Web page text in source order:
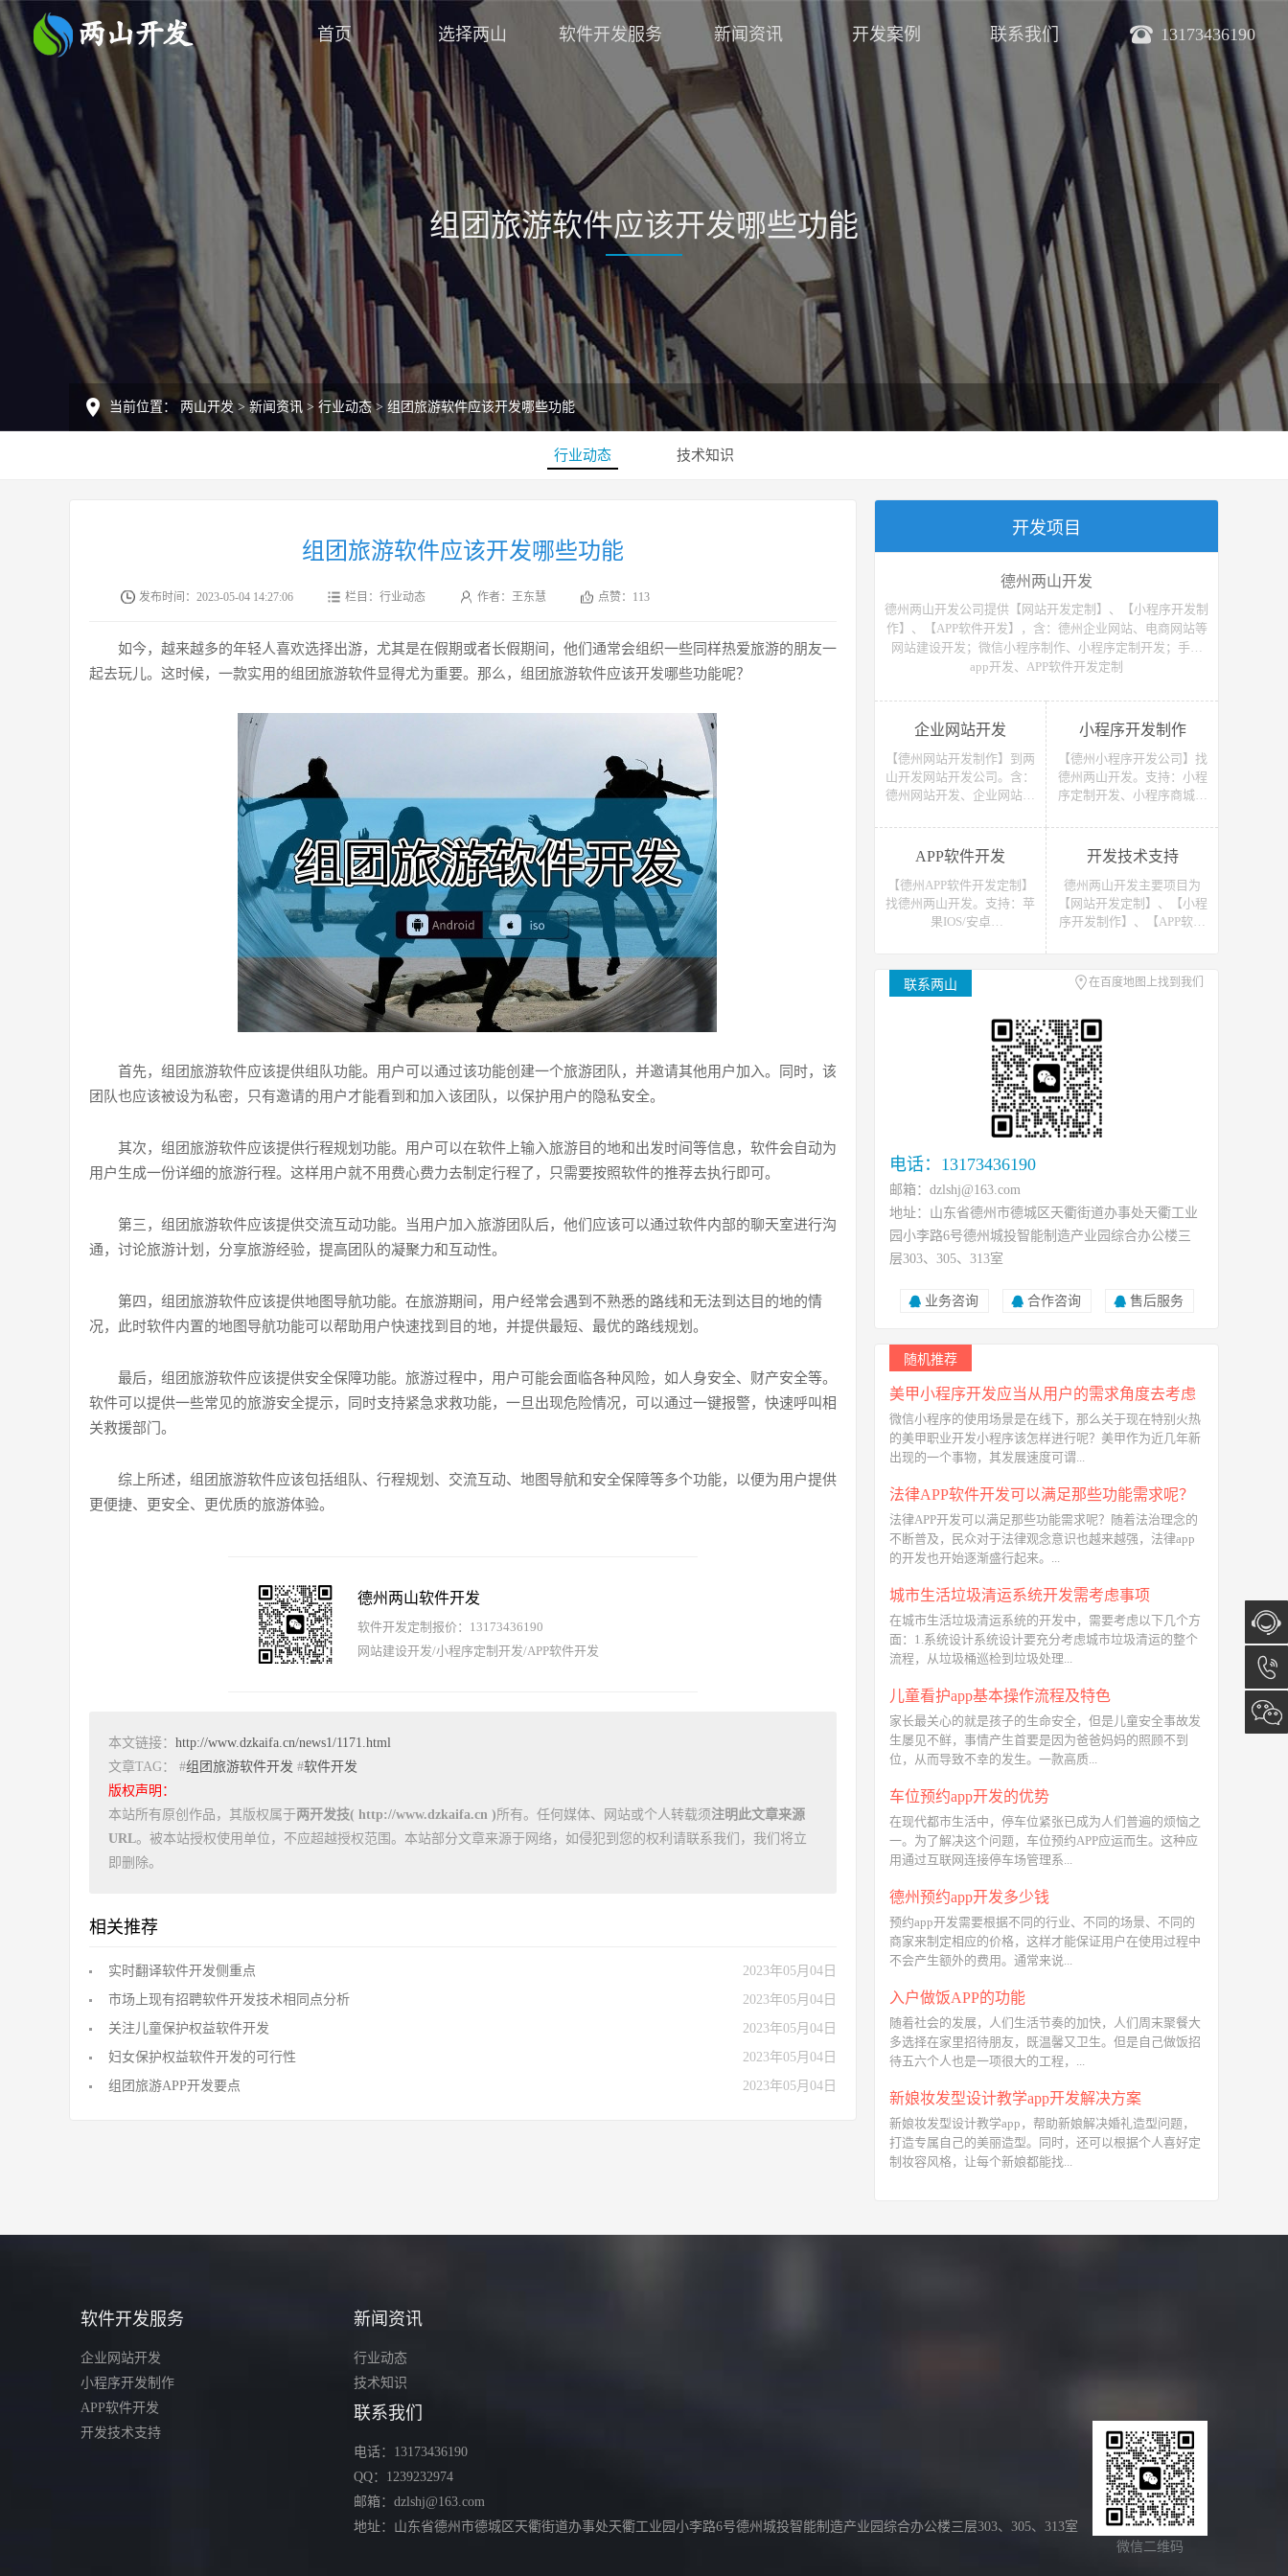
13173436190
首页 选择两山 软件开发服务 新闻资讯 开发案例 联系我们
组团旅游软件应该开发哪些功能
当前位置： 两山开发 >新闻资讯 > 行业动态> 组团旅游软件应该开发哪些功能
行业动态 技术知识
组团旅游软件应该开发哪些功能
发布时间：2023-05-04 14:27:06 栏目：行业动态 作者：王东慧 点赞： 113
如今，越来越多的年轻人喜欢选择出游，尤其是在假期或者长假期间，他们通常会组织一些同样热爱旅游的朋友一
起去玩儿。这时候，一款实用的组团旅游软件显得尤为重要。那么，组团旅游软件应该开发哪些功能呢？
首先，组团旅游软件应该提供组队功能。用户可以通过该功能创建一个旅游团队，并邀请其他用户加入。同时，该
团队也应该被设为私密，只有邀请的用户才能看到和加入该团队，以保护用户的隐私安全。
其次，组团旅游软件应该提供行程规划功能。用户可以在软件上输入旅游目的地和出发时间等信息，软件会自动为
用户生成一份详细的旅游行程。这样用户就不用费心费力去制定行程了，只需要按照软件的推荐去执行即可。
第三，组团旅游软件应该提供交流互动功能。当用户加入旅游团队后，他们应该可以通过软件内部的聊天室进行沟
通，讨论旅游计划，分享旅游经验，提高团队的凝聚力和互动性。
第四，组团旅游软件应该提供地图导航功能。在旅游期间，用户经常会遇到不熟悉的路线和无法到达目的地的情
况，此时软件内置的地图导航功能可以帮助用户快速找到目的地，并提供最短、最优的路线规划。
最后，组团旅游软件应该提供安全保障功能。旅游过程中，用户可能会面临各种风险，如人身安全、财产安全等。
软件可以提供一些常见的旅游安全提示，同时支持紧急求救功能，一旦出现危险情况，可以通过一键报警，快速呼叫相
关救援部门。
综上所述，组团旅游软件应该包括组队、行程规划、交流互动、地图导航和安全保障等多个功能，以便为用户提供
更便捷、更安全、更优质的旅游体验。
德州两山软件开发
软件开发定制报价：13173436190
网站建设开发/小程序定制开发/APP软件开发
本文链接： http://www.dzkaifa.cn/news1/1171.html
文章TAG： #组团旅游软件开发 #软件开发
版权声明：
本站所有原创作品，其版权属于两开发技( http://www.dzkaifa.cn )所有。任何媒体、网站或个人转载须注明此文章来源
URL。被本站授权使用单位，不应超越授权范围。本站部分文章来源于网络，如侵犯到您的权利请联系我们，我们将立
即删除。
相关推荐
实时翻译软件开发侧重点
2023年05月04日
市场上现有招聘软件开发技术相同点分析
2023年05月04日
关注儿童保护权益软件开发
2023年05月04日
妇女保护权益软件开发的可行性
2023年05月04日
组团旅游APP开发要点
2023年05月04日
开发项目
德州两山开发
德州两山开发公司提供【网站开发定制】、【小程序开发制
作】、【APP软件开发】，含：德州企业网站、电商网站等
网站建设开发；微信小程序制作、小程序定制开发；手机
app开发、APP软件开发定制
企业网站开发
【德州网站开发制作】到两
山开发网站开发公司。含：
德州网站开发、企业网站开
务网站开发、网上商城网站
开发、网站建设开发等，网
站开发报价请联系我们
小程序开发制作
【德州小程序开发公司】找
德州两山开发。支持：小程
序定制开发、小程序商城开
音）小程序开发制作。获取
小程序开发教程、小程序开
发报价请联系我们
APP软件开发
【德州APP软件开发定制】
找德州两山开发。支持：苹
果IOS/安卓
APP、API开发、H5单页等
移动终端软件开发产品定
开发技术支持
德州两山开发主要项目为
【网站开发定制】、【小程
序开发制作】、【APP软件
发技术支援，可接如上相关
类数据、开发、运维、托管
联系两山 在百度地图上找到我们
电话：13173436190
邮箱：dzlshj@163.com
地址：山东省德州市德城区天衢街道办事处天衢工业
园小李路6号德州城投智能制造产业园综合办公楼三
层303、305、313室
业务咨询 合作咨询 售后服务
随机推荐
美甲小程序开发应当从用户的需求角度去考虑
微信小程序的使用场景是在线下，那么关于现在特别火热
的美甲职业开发小程序该怎样进行呢？美甲作为近几年新
出现的一个事物，其发展速度可谓...
法律APP软件开发可以满足那些功能需求呢？
法律APP开发可以满足那些功能需求呢？随着法治理念的
不断普及，民众对于法律观念意识也越来越强，法律app
的开发也开始逐渐盛行起来。...
城市生活垃圾清运系统开发需考虑事项
在城市生活垃圾清运系统的开发中，需要考虑以下几个方
面：1.系统设计系统设计要充分考虑城市垃圾清运的整个
流程，从垃圾桶巡检到垃圾处理...
儿童看护app基本操作流程及特色
家长最关心的就是孩子的生命安全，但是儿童安全事故发
生屡见不鲜，事情产生首要是因为爸爸妈妈的照顾不到
位，从而导致不幸的发生。一款高质...
车位预约app开发的优势
在现代都市生活中，停车位紧张已成为人们普遍的烦恼之
一。为了解决这个问题，车位预约APP应运而生。这种应
用通过互联网连接停车场管理系...
德州预约app开发多少钱
预约app开发需要根据不同的行业、不同的场景、不同的
商家来制定相应的价格，这样才能保证用户在使用过程中
不会产生额外的费用。通常来说...
入户做饭APP的功能
随着社会的发展，人们生活节奏的加快，人们周末聚餐大
多选择在家里招待朋友，既温馨又卫生。但是自己做饭招
待五六个人也是一项很大的工程，...
新娘妆发型设计教学app开发解决方案
新娘妆发型设计教学app，帮助新娘解决婚礼造型问题，
打造专属自己的美丽造型。同时，还可以根据个人喜好定
制妆容风格，让每个新娘都能找...
软件开发服务
企业网站开发
小程序开发制作
APP软件开发
开发技术支持
新闻资讯
行业动态
技术知识
联系我们
电话：13173436190
QQ：1239232974
邮箱：dzlshj@163.com
地址：山东省德州市德城区天衢街道办事处天衢工业园小李路6号德州城投智能制造产业园综合办公楼三层303、305、313室
微信二维码
在线咨
询